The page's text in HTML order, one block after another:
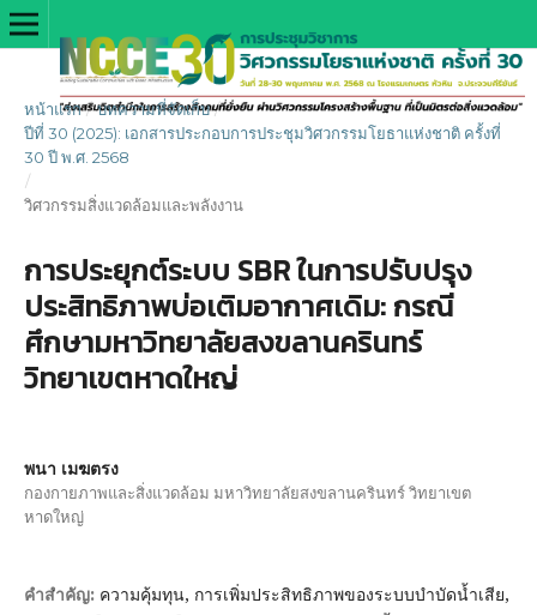
หน้าแรก / บทความที่จัดเก็บ /
ปีที่ 30 (2025): เอกสารประกอบการประชุมวิศวกรรมโยธาแห่งชาติ ครั้งที่
30 ปี พ.ศ. 2568
/
วิศวกรรมสิ่งแวดล้อมและพลังงาน
การประยุกต์ระบบ SBR ในการปรับปรุง
ประสิทธิภาพบ่อเติมอากาศเดิม: กรณี
ศึกษามหาวิทยาลัยสงขลานครินทร์
วิทยาเขตหาดใหญ่
พนา เมฆตรง
กองกายภาพและสิ่งแวดล้อม มหาวิทยาลัยสงขลานครินทร์ วิทยาเขต
หาดใหญ่
คำสำคัญ: ความคุ้มทุน, การเพิ่มประสิทธิภาพของระบบบำบัดน้ำเสีย,